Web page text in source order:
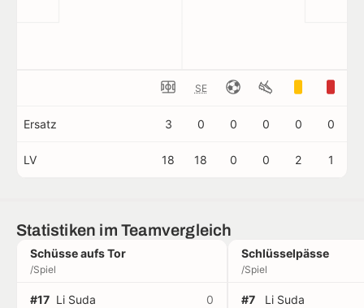
SE
Ersatz 3 0 0 0 0 0
LV 18 18 0 0 2 1
Statistiken im Teamvergleich
Schüsse aufs Tor
/Spiel
#17 Li Suda 0
Schlüsselpässe
/Spiel
#7 Li Suda